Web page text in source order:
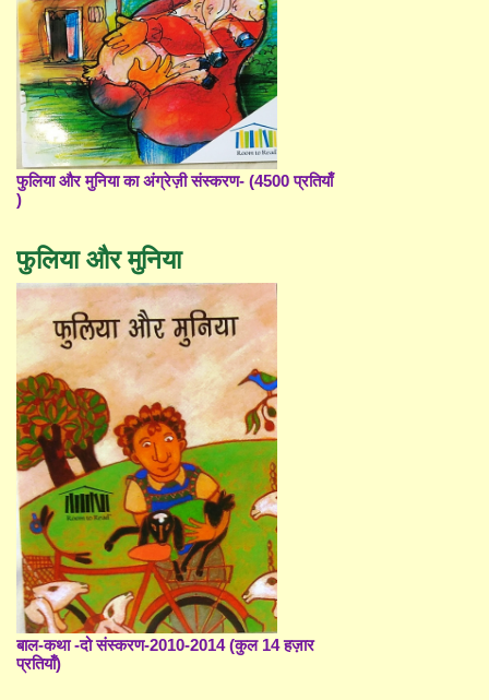
फुलिया और मुनिया का अंग्रेज़ी संस्करण- (4500 प्रतियाँ
)
फुलिया और मुनिया
बाल-कथा -दो संस्करण-2010-2014 (कुल 14 हज़ार
प्रतियाँ)